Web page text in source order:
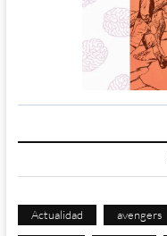
Actualidad avengers